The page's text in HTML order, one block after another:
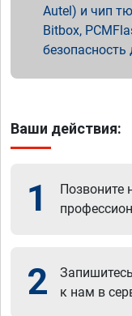
Autel) и чип
Bitbox,
Ваши действия:
1 Позвоните
2
к нам в